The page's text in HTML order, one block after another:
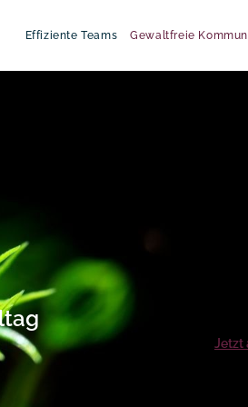
Effiziente Teams Gewaltfreie
Jetzt